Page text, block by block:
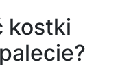
kostki